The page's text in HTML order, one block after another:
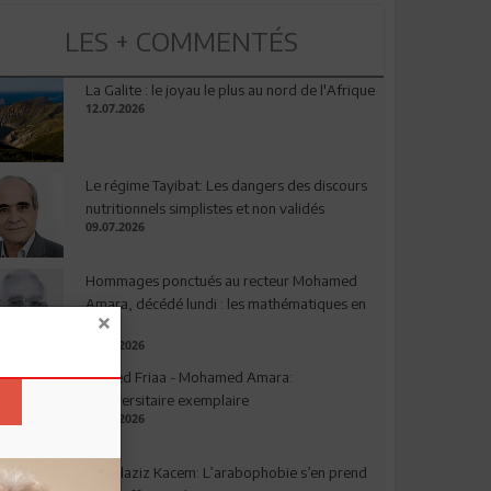
LES + COMMENTÉS
La Galite : le joyau le plus au nord de l'Afrique
12.07.2026
Le régime Tayibat: Les dangers des discours
nutritionnels simplistes et non validés
09.07.2026
Hommages ponctués au recteur Mohamed
Amara, décédé lundi : les mathématiques en
deuil
03.08.2026
Ahmed Friaa - Mohamed Amara:
l’Universitaire exemplaire
04.08.2026
Abdelaziz Kacem: L’arabophobie s’en prend